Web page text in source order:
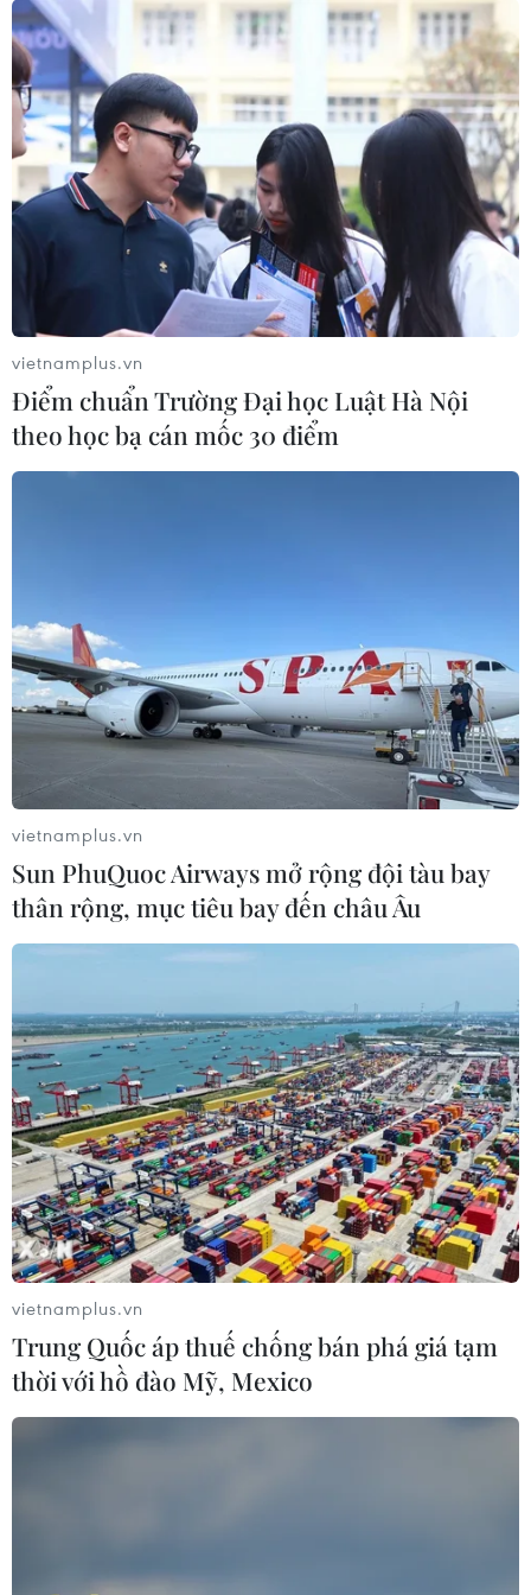
TIN CÙNG CHUYÊN MỤC
vietnamplus.vn
Điểm chuẩn Trường Đại học Luật Hà Nội
theo học bạ cán mốc 30 điểm
vietnamplus.vn
Sun PhuQuoc Airways mở rộng đội tàu bay
thân rộng, mục tiêu bay đến châu Âu
vietnamplus.vn
Trung Quốc áp thuế chống bán phá giá tạm
thời với hồ đào Mỹ, Mexico